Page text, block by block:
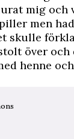
mig
men
skulle
över
henne